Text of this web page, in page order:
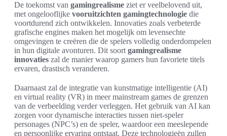
De toekomst van gamingrealisme ziet er veelbelovend uit,
met ongelooflijke vooruitzichten gamingtechnologie die
voortdurend zich ontwikkelen. Innovaties zoals verbeterde
grafische engines maken het mogelijk om levensechte
omgevingen te creëren die de spelers volledig onderdompelen
in hun digitale avonturen. Dit soort gamingrealisme
innovaties zal de manier waarop gamers hun favoriete titels
ervaren, drastisch veranderen.
Daarnaast zal de integratie van kunstmatige intelligentie (AI)
en virtual reality (VR) in meer mainstream games de grenzen
van de verbeelding verder verleggen. Het gebruik van AI kan
zorgen voor dynamische interacties tussen niet-speler
personages (NPC’s) en de speler, waardoor een meeslepende
en persoonlijke ervaring ontstaat. Deze technologieën zullen